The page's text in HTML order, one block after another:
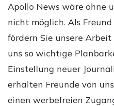
Apollo News wäre ohne
nicht möglich. Als
fördern Sie unsere
uns so wichtige
Einstellung neuer
erhalten Freunde von
einen werbefreien